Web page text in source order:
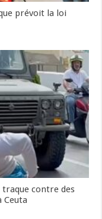
prévoit la loi
traque contre des